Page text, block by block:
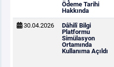
Ödeme Tarihi
Hakkında
30.04.2026
Dâhilî Bilgi
Platformu
Simülasyon
Ortamında
Kullanıma Açıldı